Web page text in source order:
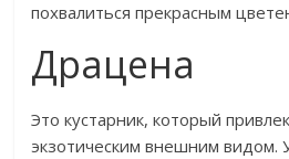
похвалиться прекрасным
Драцена
Это кустарник, который
экзотическим внешним видом.